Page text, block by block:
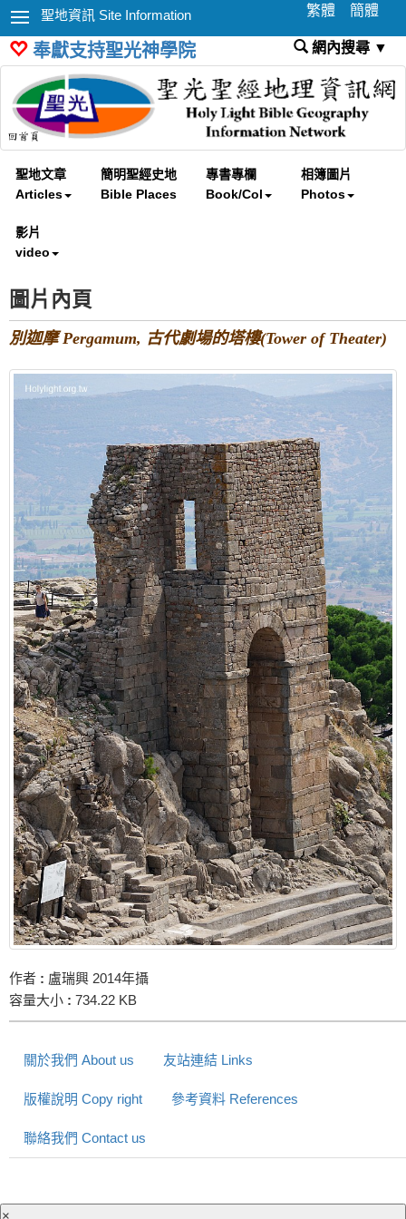
聖地資訊 Site Information 繁體 簡體
奉獻支持聖光神學院 網內搜尋 ▼
聖地文章
Articles
簡明聖經史地
Bible Places
專書專欄
Book/Col
相簿圖片
Photos
影片
video
圖片內頁
別迦摩 Pergamum, 古代劇場的塔樓(Tower of Theater)
作者 : 盧瑞興 2014年攝
容量大小 : 734.22 KB
關於我們 About us 友站連結 Links
版權說明 Copy right 參考資料 References
聯絡我們 Contact us
×